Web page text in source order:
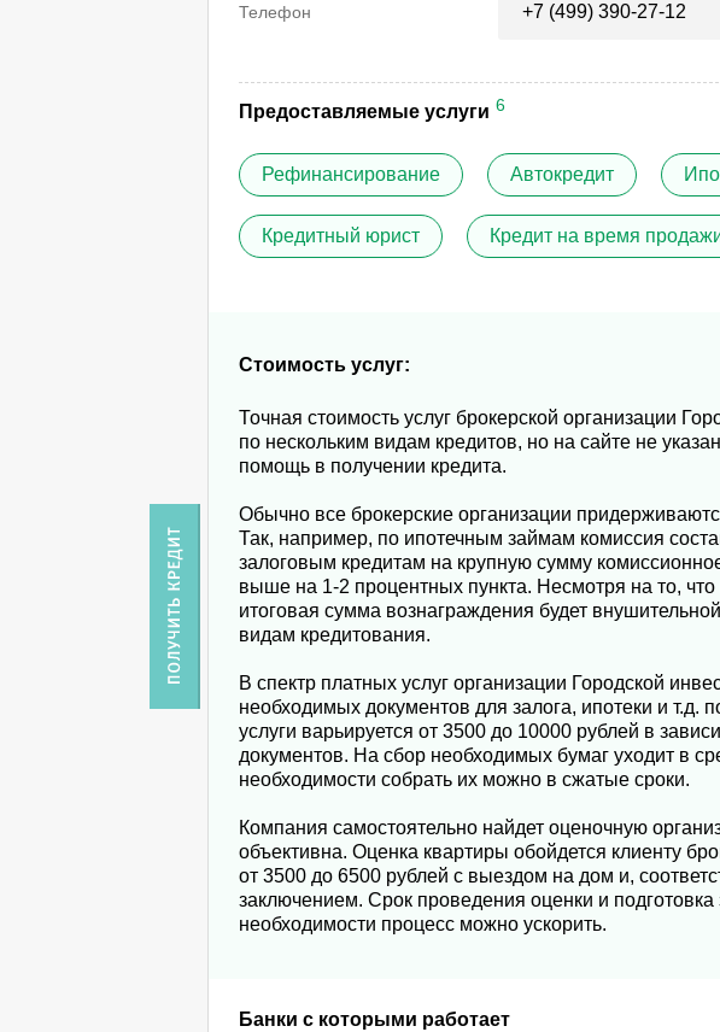
Телефон +7 (499) 390-27-12
Предоставляемые услуги 6
Рефинансирование Автокредит
Кредитный юрист Кредит на время
Стоимость услуг:
Точная стоимость услуг брокерской организации
по нескольким видам кредитов, но на сайте не
помощь в получении кредита.
Обычно все брокерские организации
Так, например, по ипотечным займам комиссия
залоговым кредитам на крупную сумму
выше на 1-2 процентных пункта. Несмотря на то,
итоговая сумма вознаграждения будет
видам кредитования.
В спектр платных услуг организации Городской
необходимых документов для залога, ипотеки и т.д.
услуги варьируется от 3500 до 10000 рублей в
документов. На сбор необходимых бумаг уходит в
необходимости собрать их можно в сжатые сроки.
Компания самостоятельно найдет оценочную
объективна. Оценка квартиры обойдется клиенту
от 3500 до 6500 рублей с выездом на дом и,
заключением. Срок проведения оценки и
необходимости процесс можно ускорить.
Банки с которыми работает